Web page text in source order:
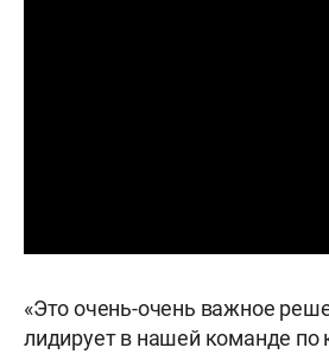
«Это очень-очень важное
лидирует в нашей команде по